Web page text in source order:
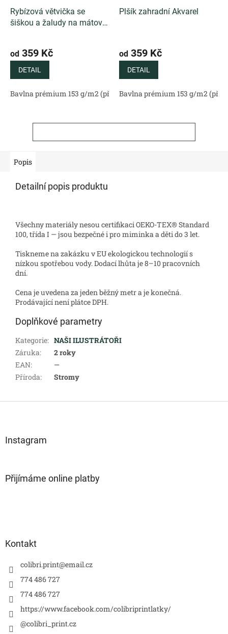
Rybízová větvička se
šiškou a žaludy na mátové
od 359 Kč
DETAIL
Bavlna prémium 153 g/m2 (přírodní) Bavlněný satén 130 g/
Plšík zahradní Akvarel
od 359 Kč
DETAIL
Bavlna prémium 153 g/m2
Popis
Detailní popis produktu
Všechny materiály nesou certifikaci OEKO-TEX® Standard
100, třída I — jsou bezpečné i pro miminka a děti do 3 let.
Tiskneme na zakázku v EU ekologickou technologií s
nízkou spotřebou vody. Dodací lhůta je 8–10 pracovních
dní.
Cena je uvedena za jeden běžný metr a je konečná.
Prodávající není plátce DPH.
Doplňkové parametry
Kategorie: NAŠI ILUSTRÁTOŘI
Záruka:
2 roky
EAN:
—
Příroda: Stromy
Instagram
Přijímáme online platby
Kontakt
colibri.print@email.cz
774 486 727
774 486 727
https://www.facebook.com/colibriprintlatky/
@colibri_print.cz